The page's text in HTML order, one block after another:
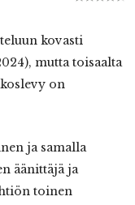
kovasti
mutta toisaalta
on
ja samalla
äänittäjä ja
toinen